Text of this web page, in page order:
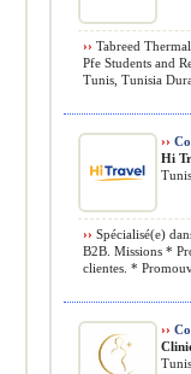
›› Tabreed
Pfe Students and
Tunis, Tunisia
››
Hi
›› Spécialisé(e)
B2B. Missions *
clientes. *
››